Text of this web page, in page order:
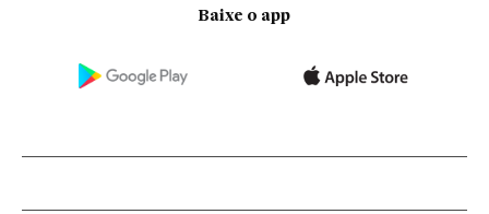
Baixe o app